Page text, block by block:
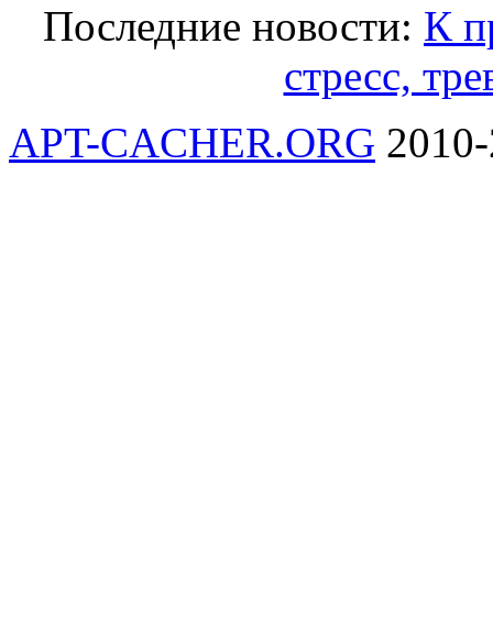
Последние новости: К
стресс,
APT-CACHER.ORG